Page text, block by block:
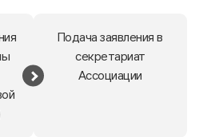
Подача заявления в
секретариат
Ассоциации